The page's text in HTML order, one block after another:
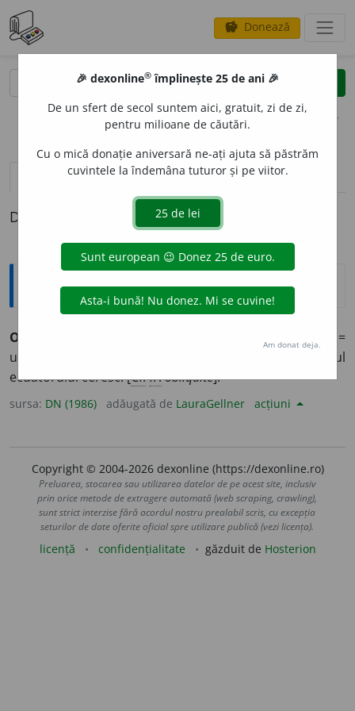
savings Donează
clear
opțiuni
definiții (1)
Definiția cu ID-ul 377789:
Explicative DEX
OBLICIT
=
unghiul de înclinație a eclipticii față de planul
ecuatorului ceresc. [Cf.fr.obliquité].
sursa: DN (1986) adăugată de LauraGellner acțiuni
Copyright © 2004-2026 dexonline (https://dexonline.ro)
Preluarea, stocarea sau utilizarea datelor de pe acest site, inclusiv
prin orice metode de extragere automată (web scraping, crawling),
sunt strict interzise fără acordul nostru prealabil scris, cu excepția
seturilor de date oferite oficial spre utilizare publică (vezi licența).
licență confidențialitate găzduit de Hosterion
🎉 dexonline® împlinește 25 de ani 🎉
De un sfert de secol suntem aici, gratuit, zi de zi,
pentru milioane de căutări.
Cu o mică donație aniversară ne-ați ajuta să păstrăm
cuvintele la îndemâna tuturor și pe viitor.
Am donat deja.